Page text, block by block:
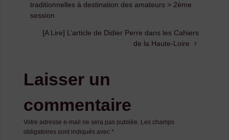
traditionnelles à destination des amateurs > 2ème
session
[A Lire] L’article de Didier Perre dans les Cahiers
de la Haute-Loire
Laisser un
commentaire
Votre adresse e-mail ne sera pas publiée. Les champs
obligatoires sont indiqués avec *